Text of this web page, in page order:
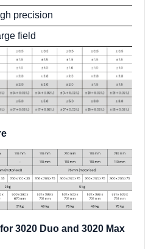
precision
field
3020 Duo and 3020 Max